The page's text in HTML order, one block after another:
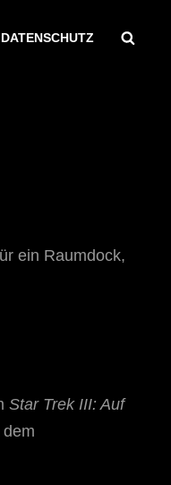
ein Raumdock,
Star Trek III: Auf